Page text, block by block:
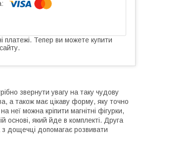
платежі. Тепер ви можете купити
звернути увагу на таку чудову
а також має цікаву форму, яку точно
неї можна кріпити магнітні фігурки,
основі, який йде в комплекті. Друга
дощечці допомагає розвивати